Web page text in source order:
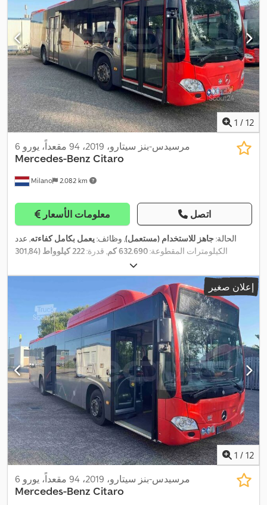
1 / 12
Milano 2.082 km
مرسيدس-بنز سيتارو، 2019، 94 مقعداً، يورو 6
Mercedes-Benz Citaro
معلومات الأسعار اتصل
الحالة:جاهز للاستخدام (مستعمل), وظائف:يعمل بكامل كفاءته, عدد
الكيلومترات المقطوعة:632.690 كم , قدرة:
222 كيلوواط (301,84
, نوع الوقود:
أماكن الوقوف:59, نوع التروس:تلقائي, تكوين المحور:محورين, الفحص
, فئة الانبعاثات:يورو 6 , مقاس الإطار:
, الطول الكلي:12.140 مم , معدات:تكييف الهواء, سخان التدفئة
أثناء التوقف, ملائم لذوي الاحتياجات الخاصة, نظام التحكم في الجر,
نظام الفرامل المانعة للانغلاق (ABS),
إعلان صغير
1 / 12
مرسيدس-بنز سيتارو، 2019، 94 مقعداً، يورو 6
Mercedes-Benz Citaro